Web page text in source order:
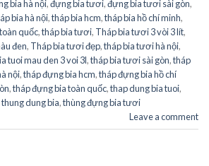
bia hà nội,đựng bia tươi,đựng bia tươi sài gòn,
bia hà nội,tháp bia hcm,tháp bia hồ chí minh,
quốc,tháp bia tươi, Tháp bia tươi 3 vòi 3 lít,
đen, Tháp bia tươi đẹp,tháp bia tươi hà nội,
tuoi mau den 3 voi 3l,tháp bia tươi sài gòn,tháp
nội,tháp đựng bia hcm,tháp đựng bia hồ chí
,tháp đựng bia toàn quốc,thap dung bia tuoi,
thung dung bia,thùng đựng bia tươi
Leave a comment